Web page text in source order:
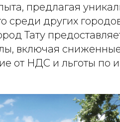
предлагая
среди других
Тату
включая
от НДС и льготы по